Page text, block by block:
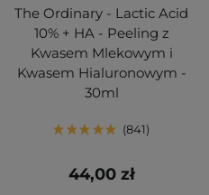
The Ordinary - Lactic Acid
10% + HA - Peeling z
Kwasem Mlekowym i
Kwasem Hialuronowym -
30ml
841
44,00 zł